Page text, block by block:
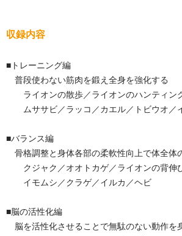
収録内容
■トレーニング編
普段使わない筋肉を鍛え全身を強化する
ライオンの散歩／ライオンのハンティン
ムササビ／ラッコ／カエル／トビウオ／
■バランス編
骨格調整と身体各部の柔軟性向上で体全体
クジャク／オオトカゲ／ライオンの背伸
イモムシ／クラゲ／イルカ／ヘビ
■脳の活性化編
脳を活性化させることで無駄のない動作を